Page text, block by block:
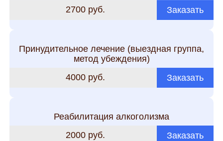
2700 руб.
Заказать
Принудительное лечение (выездная группа,
метод убеждения)
4000 руб.
Заказать
Реабилитация алкоголизма
2000 руб.
Заказать